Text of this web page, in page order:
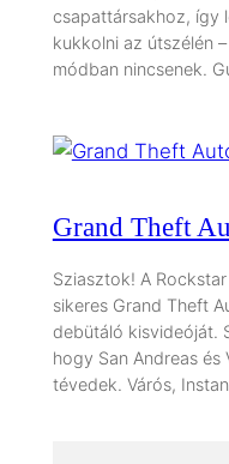
csapattársakhoz, így
kukkolni az útszélén
módban nincsenek.
Grand Theft
Sziasztok! A
sikeres Grand Theft
debütáló kisvideóját.
hogy San Andreas és
tévedek. Várós,